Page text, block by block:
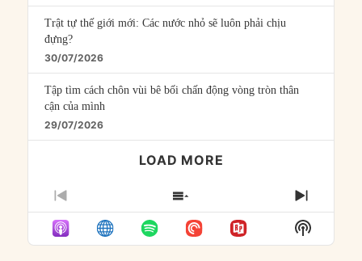
Trật tự thế giới mới: Các nước nhỏ sẽ luôn phải chịu
đựng?
30/07/2026
Tập tìm cách chôn vùi bê bối chấn động vòng tròn thân
cận của mình
29/07/2026
LOAD MORE
PREVIOUS
EPISODE
SHOW
EPISODES
LIST
NEXT
Show
Podcast